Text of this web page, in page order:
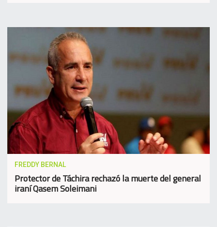
FREDDY BERNAL
Protector de Táchira rechazó la muerte del general
iraní Qasem Soleimani